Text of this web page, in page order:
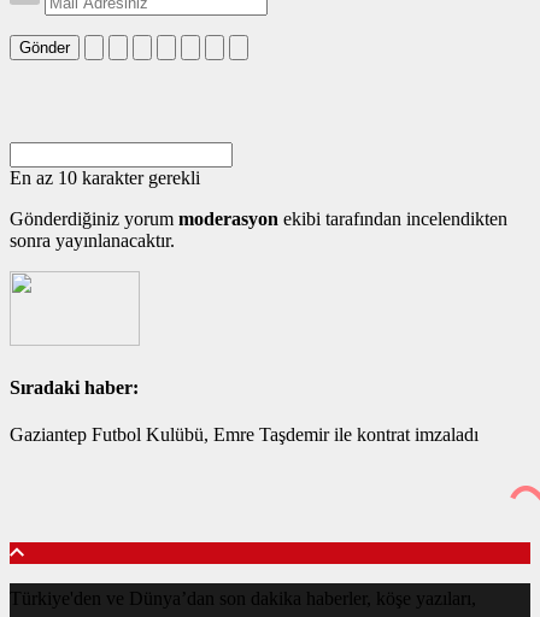
Gönder
En az 10 karakter gerekli
Gönderdiğiniz yorum moderasyon ekibi tarafından incelendikten
sonra yayınlanacaktır.
Sıradaki haber:
Gaziantep Futbol Kulübü, Emre Taşdemir ile kontrat imzaladı
Türkiye'den ve Dünya’dan son dakika haberler, köşe yazıları,